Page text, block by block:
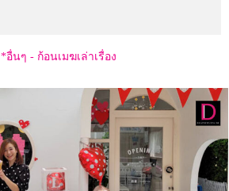
*อื่นๆ - ก้อนเมฆเล่าเรื่อง